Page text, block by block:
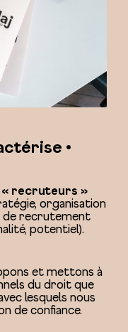
•
« recruteurs »
organisation
de recrutement
potentiel).
et mettons à
du droit que
lesquels nous
de confiance.